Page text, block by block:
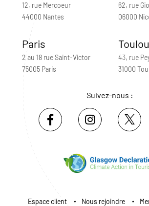
12, rue Mercoeur
44000 Nantes
62, rue
06000
Paris
2 au 18 rue Saint-Victor
75005 Paris
43, rue
31000
Suivez-nous :
Espace client Nous rejoindre